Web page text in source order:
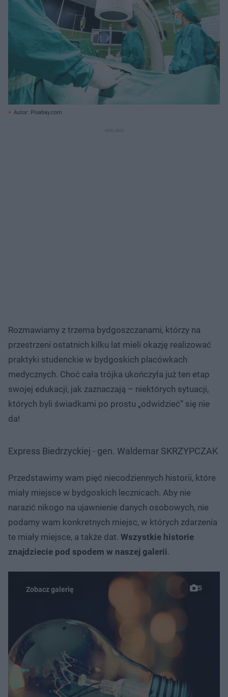
Autor: Pixabay.com
Rozmawiamy z trzema bydgoszczanami, którzy na
przestrzeni ostatnich kilku lat mieli okazję realizować
praktyki studenckie w bydgoskich placówkach
medycznych. Choć cała trójka ukończyła już ten etap
swojej edukacji, jak zaznaczają – niektórych sytuacji,
których byli świadkami po prostu „odwidzieć” się nie
da!
Express Biedrzyckiej - gen. Waldemar SKRZYPCZAK
Przedstawimy wam pięć niecodziennych historii, które
miały miejsce w bydgoskich lecznicach. Aby nie
narazić nikogo na ujawnienie danych osobowych, nie
podamy wam konkretnych miejsc, w których zdarzenia
te miały miejsce, a także dat. Wszystkie historie
znajdziecie pod spodem w naszej galerii.
5